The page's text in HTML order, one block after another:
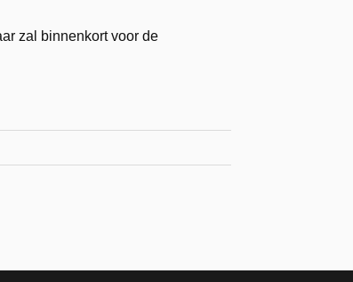
zal binnenkort voor de